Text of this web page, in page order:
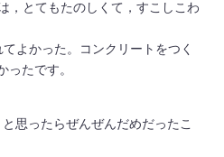
，とてもたのしくて，すこしこわ
よかった。コンクリートをつく
ったです。
思ったらぜんぜんだめだったこ